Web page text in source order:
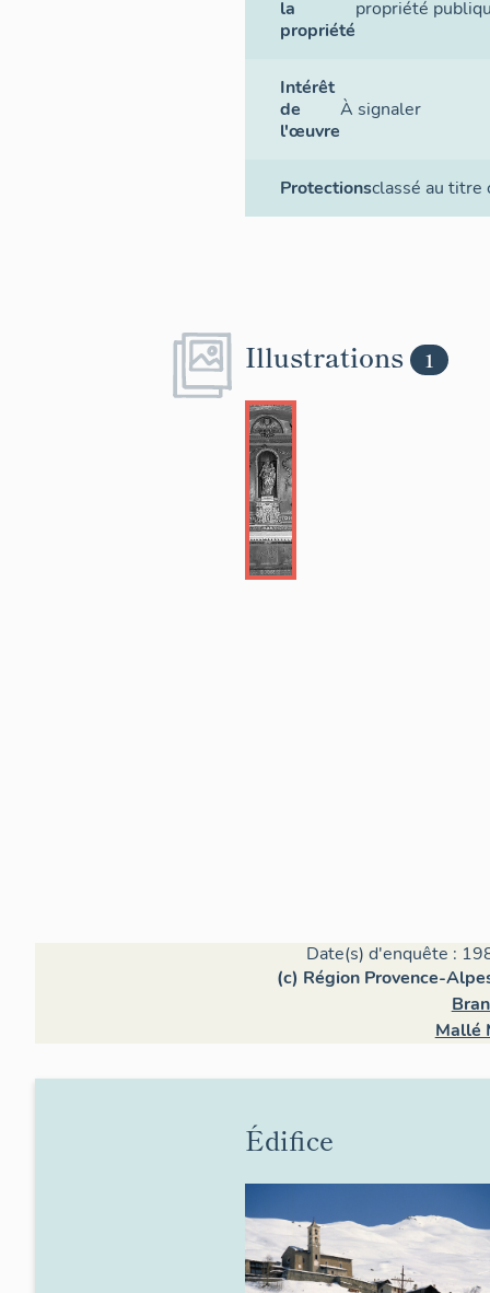
la
propriété
propriété
Intérêt
de
l'œuvre
À signaler
Protectionsclassé au titre
Illustrations 1
Date(s) d'enquête :
(c) Région Provence-
Mallé
Édifice